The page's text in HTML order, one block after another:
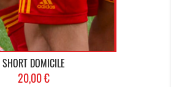
SHORT DOMICILE
Prix
20,00 €